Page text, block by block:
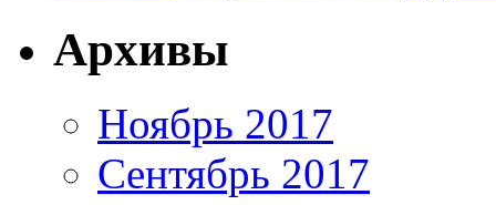
Архивы
Ноябрь 2017
Сентябрь 2017